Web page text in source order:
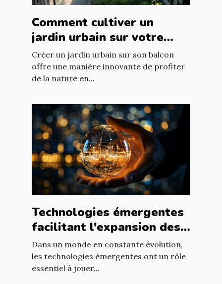
Comment cultiver un
jardin urbain sur votre
balcon
Créer un jardin urbain sur son balcon
offre une manière innovante de profiter
de la nature en...
Technologies émergentes
facilitant l'expansion des
entreprises
Dans un monde en constante évolution,
les technologies émergentes ont un rôle
essentiel à jouer...